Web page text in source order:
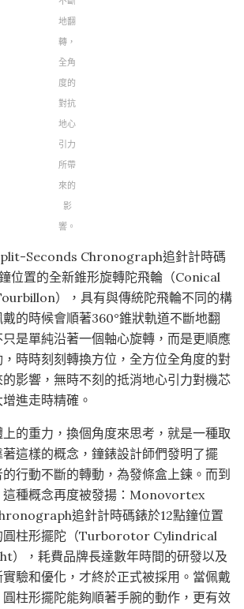
地翻
轉，
全角
度的
對抗
地心
引力
所帶
來的
影
響。
Seconds Chronograph追針計時碼
位置的全新錐形旋轉陀飛輪（Conical
），具有與傳統陀飛輪不同的構
的時候會順著360°錐狀軌道不斷地翻
是單純沿著一個軸心旋轉，而是更順應
時時刻刻轉換方位，全方位全角度的對
影響，無時不刻的抵消地心引力對機芯
進走時精確。
的重力，換個角度來思考，就是一種取
這樣的概念，鐘錶設計師們發明了擺
行動不斷的轉動，為發條盒上鍊。而到
這種概念再度被發揚：Monovortex
追針計時碼錶於12點鐘位置
圓柱形擺陀（Turborotor Cylindrical
），耗費品牌長達數年時間的研發以及
驗和優化，才終於正式被採用。當佩戴
柱形擺陀能夠順著手腕的動作，更有效